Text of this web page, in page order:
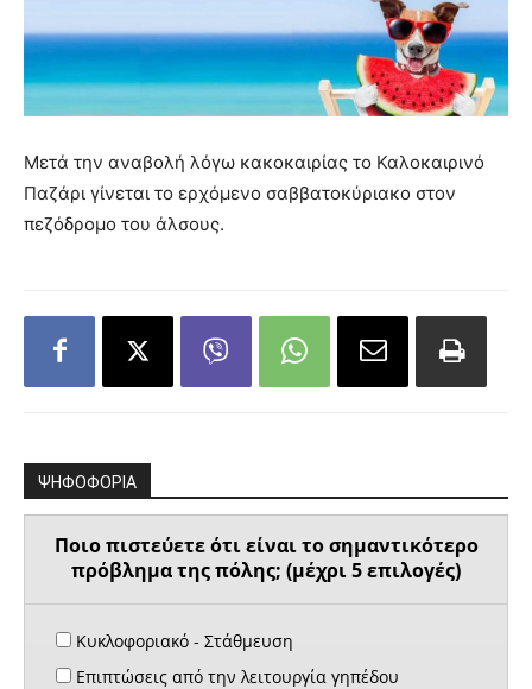
Μετά την αναβολή λόγω κακοκαιρίας το Καλοκαιρινό
Παζάρι γίνεται το ερχόμενο σαββατοκύριακο στον
πεζόδρομο του άλσους.
ΨΗΦΟΦΟΡΙΑ
Ποιο πιστεύετε ότι είναι το σημαντικότερο
πρόβλημα της πόλης; (μέχρι 5 επιλογές)
Κυκλοφοριακό - Στάθμευση
Επιπτώσεις από την λειτουργία γηπέδου